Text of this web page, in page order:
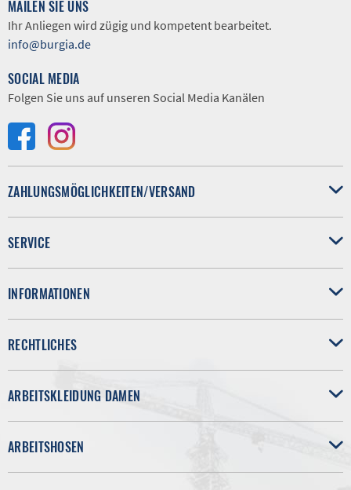
MAILEN SIE UNS
Ihr Anliegen wird zügig und kompetent bearbeitet.
info@burgia.de
SOCIAL MEDIA
Folgen Sie uns auf unseren Social Media Kanälen
ZAHLUNGSMÖGLICHKEITEN/VERSAND
SERVICE
INFORMATIONEN
RECHTLICHES
ARBEITSKLEIDUNG DAMEN
ARBEITSHOSEN